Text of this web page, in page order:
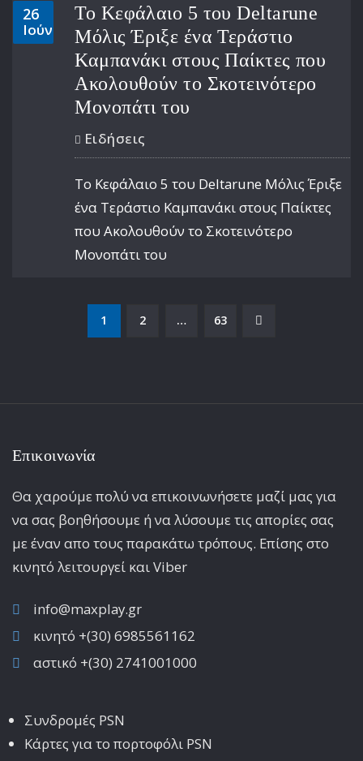
26
Ιούν
Το Κεφάλαιο 5 του Deltarune
Μόλις Έριξε ένα Τεράστιο
Καμπανάκι στους Παίκτες που
Ακολουθούν το Σκοτεινότερο
Μονοπάτι του
Ειδήσεις
Το Κεφάλαιο 5 του Deltarune Μόλις Έριξε
ένα Τεράστιο Καμπανάκι στους Παίκτες
που Ακολουθούν το Σκοτεινότερο
Μονοπάτι του
Σελιδοποίηση
1 2 … 63
Επικοινωνία
Θα χαρούμε πολύ να επικοινωνήσετε μαζί μας για
να σας βοηθήσουμε ή να λύσουμε τις απορίες σας
με έναν απο τους παρακάτω τρόπους. Επίσης στο
κινητό λειτoυργεί και Viber
info@maxplay.gr
κινητό +(30) 6985561162
αστικό +(30) 2741001000
Συνδρομές PSN
Κάρτες για το πορτοφόλι PSN